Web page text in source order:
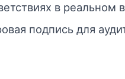
в реальном
подпись для